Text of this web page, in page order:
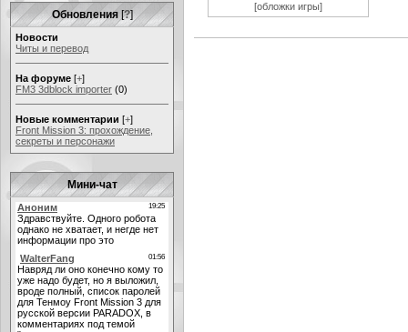
Обновления [?]
Новости
Читы и перевод
На форуме [+]
FM3 3dblock importer (0)
Новые комментарии [+]
Front Mission 3: прохождение,
секреты и персонажи
Мини-чат
[обложки игры]